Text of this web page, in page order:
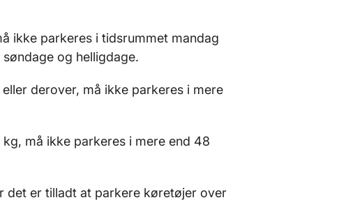
ikke parkeres i tidsrummet mandag
og helligdage.
derover, må ikke parkeres i mere
må ikke parkeres i mere end 48
det er tilladt at parkere køretøjer over